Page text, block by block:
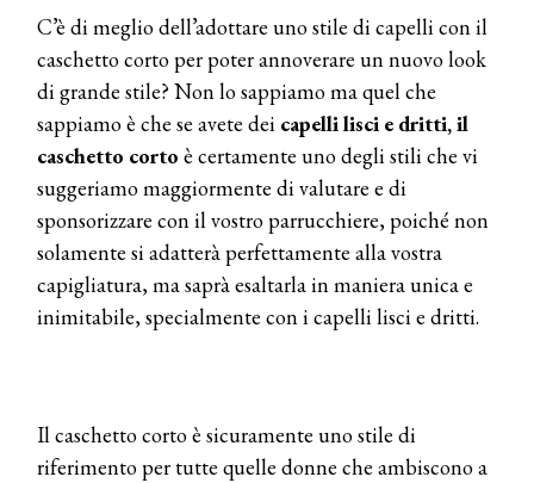
C’è di meglio dell’adottare uno stile di capelli con il
caschetto corto per poter annoverare un nuovo look
di grande stile? Non lo sappiamo ma quel che
sappiamo è che se avete dei capelli lisci e dritti, il
caschetto corto è certamente uno degli stili che vi
suggeriamo maggiormente di valutare e di
sponsorizzare con il vostro parrucchiere, poiché non
solamente si adatterà perfettamente alla vostra
capigliatura, ma saprà esaltarla in maniera unica e
inimitabile, specialmente con i capelli lisci e dritti.
Il caschetto corto è sicuramente uno stile di
riferimento per tutte quelle donne che ambiscono a